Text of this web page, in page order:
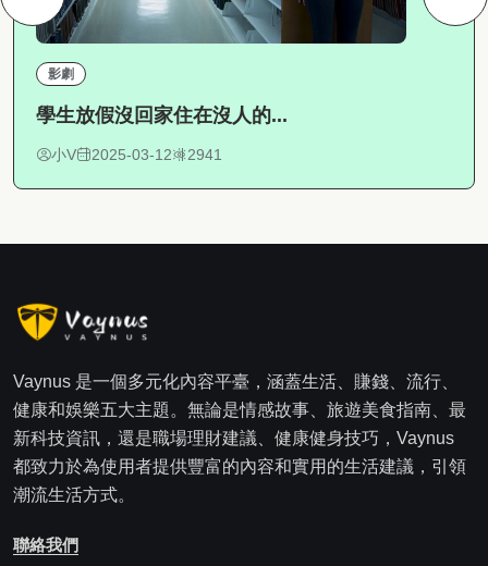
影劇
學生放假沒回家住在沒人的...
小V 2025-03-12 2941
Vaynus 是一個多元化內容平臺，涵蓋生活、賺錢、流行、
健康和娛樂五大主題。無論是情感故事、旅遊美食指南、最
新科技資訊，還是職場理財建議、健康健身技巧，Vaynus
都致力於為使用者提供豐富的內容和實用的生活建議，引領
潮流生活方式。
聯絡我們